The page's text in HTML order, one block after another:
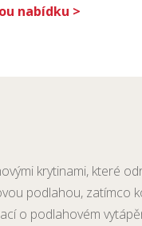
nabídku >
krytinami, které
podlahou, zatímco
o podlahovém